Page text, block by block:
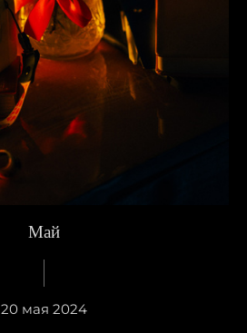
Май
20 мая 2024